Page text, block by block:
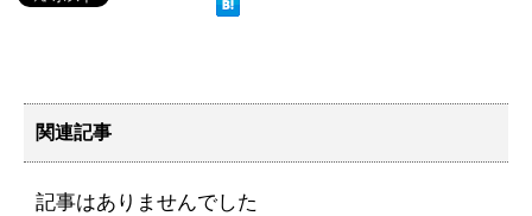
関連記事
記事はありませんでした